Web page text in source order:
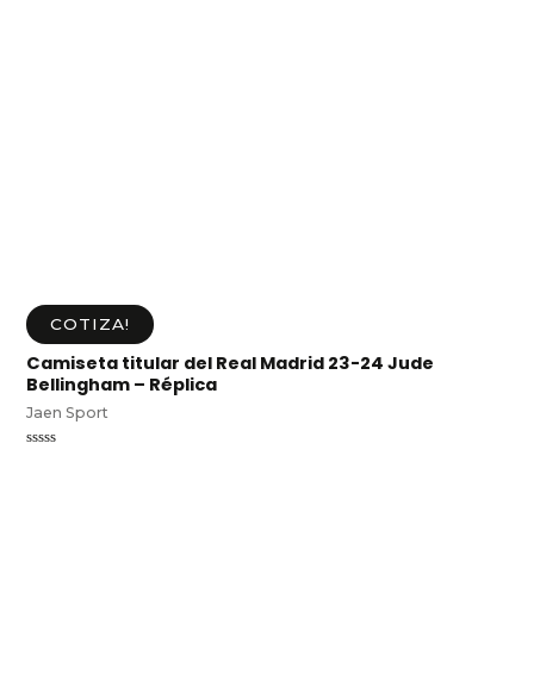
COTIZA!
Camiseta titular del Real Madrid 23-24 Jude
Bellingham – Réplica
Jaen Sport